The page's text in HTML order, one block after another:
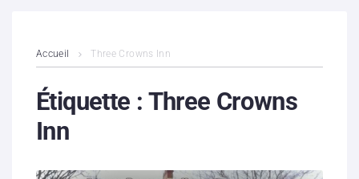
Contenus litigieux
Nous soutenir
Accueil Three Crowns Inn
Étiquette : Three Crowns
Inn